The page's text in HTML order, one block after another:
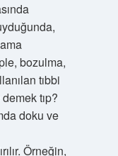
bozulma,
tıbbi
tıp?
doku ve
Örneğin,